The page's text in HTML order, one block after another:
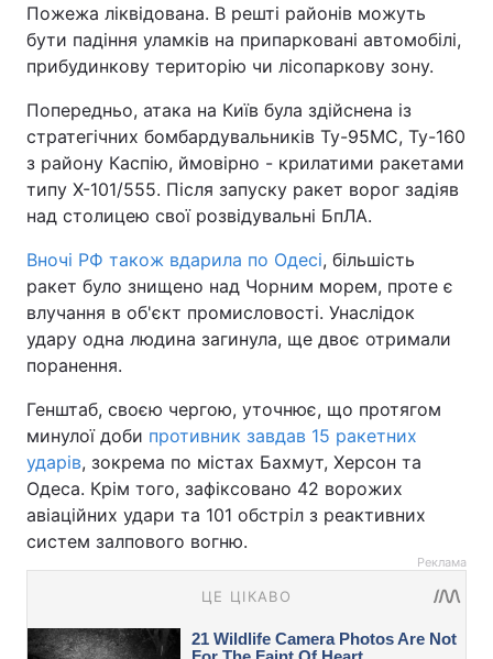
Пожежа ліквідована. В решті районів можуть
бути падіння уламків на припарковані автомобілі,
прибудинкову територію чи лісопаркову зону.
Попередньо, атака на Київ була здійснена із
стратегічних бомбардувальників Ту-95МС, Ту-160
з району Каспію, ймовірно - крилатими ракетами
типу Х-101/555. Після запуску ракет ворог задіяв
над столицею свої розвідувальні БпЛА.
Вночі РФ також вдарила по Одесі, більшість
ракет було знищено над Чорним морем, проте є
влучання в об'єкт промисловості. Унаслідок
удару одна людина загинула, ще двоє отримали
поранення.
Генштаб, своєю чергою, уточнює, що протягом
минулої доби противник завдав 15 ракетних
ударів, зокрема по містах Бахмут, Херсон та
Одеса. Крім того, зафіксовано 42 ворожих
авіаційних удари та 101 обстріл з реактивних
систем залпового вогню.
Реклама